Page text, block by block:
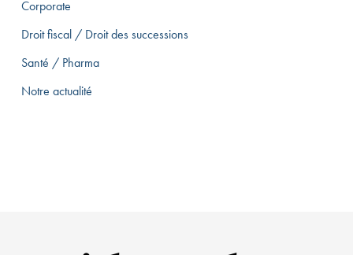
Corporate
Droit fiscal / Droit des successions
Santé / Pharma
Notre actualité